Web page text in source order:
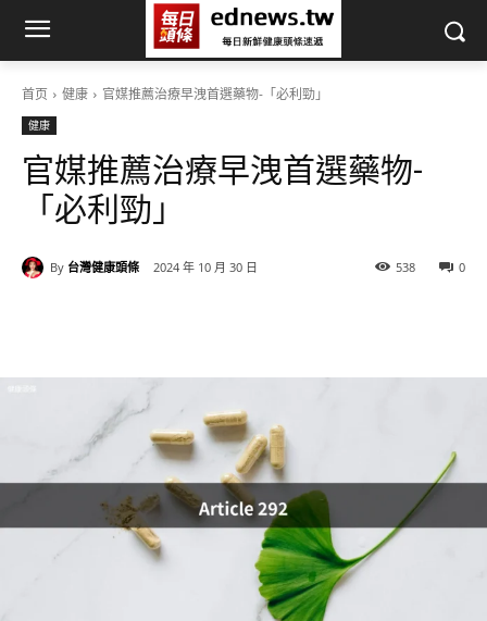
首页 健康 官媒推薦治療早洩首選藥物-「必利勁」
健康
官媒推薦治療早洩首選藥物-
「必利勁」
By 台灣健康頭條 2024 年 10 月 30 日 0
538